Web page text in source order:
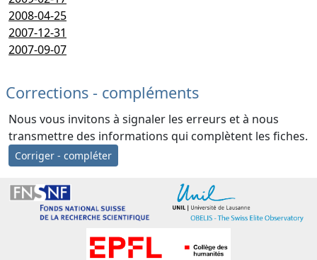
2008-04-25
2007-12-31
2007-09-07
Corrections - compléments
Nous vous invitons à signaler les erreurs et à nous
transmettre des informations qui complètent les fiches.
Corriger - compléter